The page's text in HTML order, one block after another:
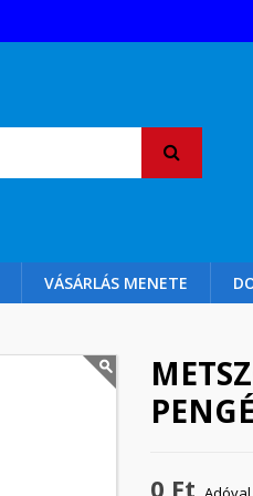
VÁSÁRLÁS MENETE
0 Ft